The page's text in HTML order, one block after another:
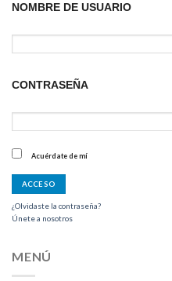
NOMBRE DE USUARIO
CONTRASEÑA
Acuérdate de mí
¿Olvidaste la contraseña?
Únete a nosotros
MENÚ